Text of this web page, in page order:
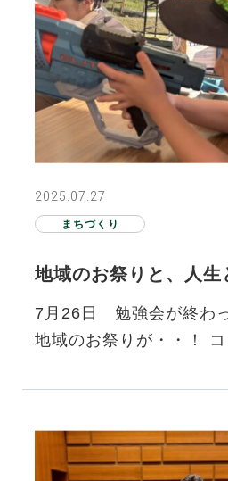
2025.07.27
まちづくり
地域のお祭りと、人生
7月26日 勉強会が終わ
地域のお祭りが・・！
で、大事な地域の活動